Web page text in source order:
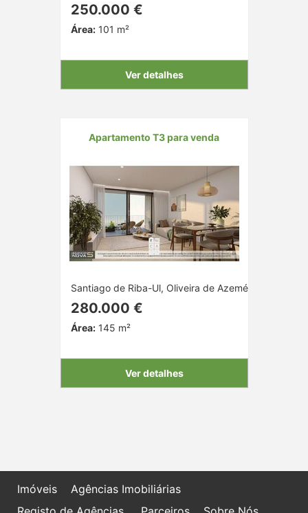
250.000 €
Área:101 m²
Ver detalhes
Apartamento T3 para venda
Santiago de Riba-Ul, Oliveira de Azeméis, Aveiro
280.000 €
Área:145 m²
Ver detalhes
Imóveis
Agências Imobiliárias